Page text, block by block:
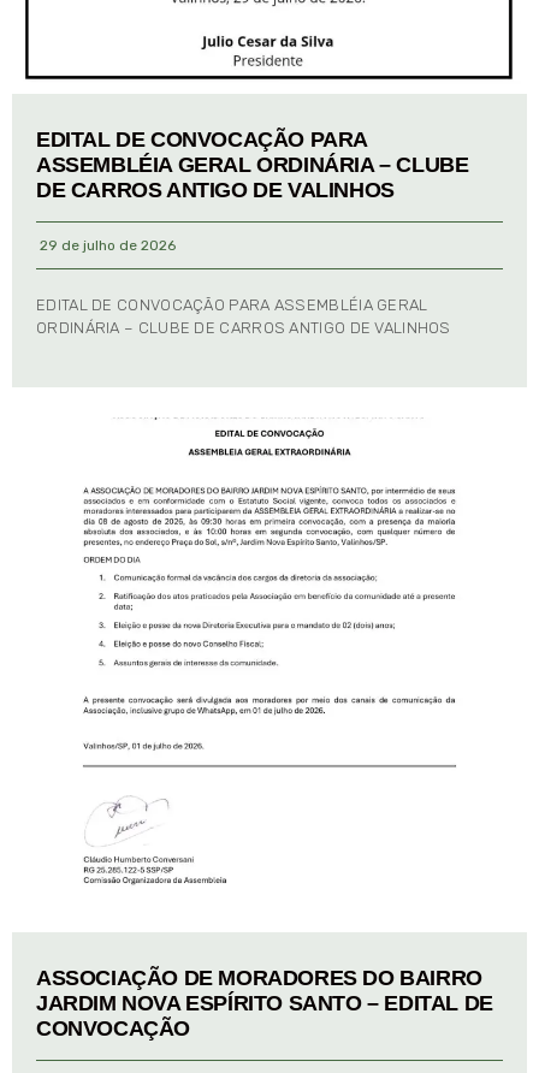
EDITAL DE CONVOCAÇÃO PARA
ASSEMBLÉIA GERAL ORDINÁRIA – CLUBE
DE CARROS ANTIGO DE VALINHOS
29 de julho de 2026
EDITAL DE CONVOCAÇÃO PARA ASSEMBLÉIA GERAL
ORDINÁRIA – CLUBE DE CARROS ANTIGO DE VALINHOS
ASSOCIAÇÃO DE MORADORES DO BAIRRO
JARDIM NOVA ESPÍRITO SANTO – EDITAL DE
CONVOCAÇÃO